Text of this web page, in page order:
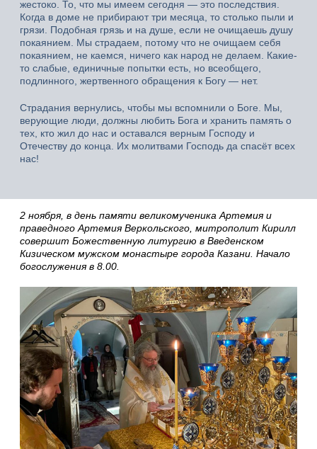
жестоко. То, что мы имеем сегодня — это последствия.
Когда в доме не прибирают три месяца, то столько пыли и
грязи. Подобная грязь и на душе, если не очищаешь душу
покаянием. Мы страдаем, потому что не очищаем себя
покаянием, не каемся, ничего как народ не делаем. Какие-
то слабые, единичные попытки есть, но всеобщего,
подлинного, жертвенного обращения к Богу — нет.
Страдания вернулись, чтобы мы вспомнили о Боге. Мы,
верующие люди, должны любить Бога и хранить память о
тех, кто жил до нас и оставался верным Господу и
Отечеству до конца. Их молитвами Господь да спасёт всех
нас!
2 ноября, в день памяти великомученика Артемия и
праведного Артемия Веркольского, митрополит Кирилл
совершит Божественную литургию в Введенском
Кизическом мужском монастыре города Казани. Начало
богослужения в 8.00.